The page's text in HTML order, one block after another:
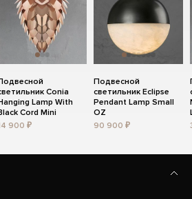
Conia
Lamp With
Cord Mini
900 ₽
Подвесной
светильник Eclipse
Pendant Lamp Small
OZ
90 900 ₽